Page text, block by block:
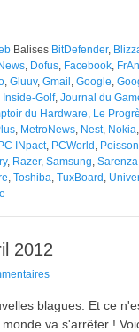
Balises BitDefender,
, Dofus, Facebook,
, Gluuv, Gmail , Google,
Inside-Golf, Journal du
du Hardware, Le
, MetroNews, Nest, Nokia,
PC INpact, PCWorld ,
, Razer, Samsung, Sarenza
, Toshiba, TuxBoard ,
2012
blagues. Et ce
va s'arrêter !